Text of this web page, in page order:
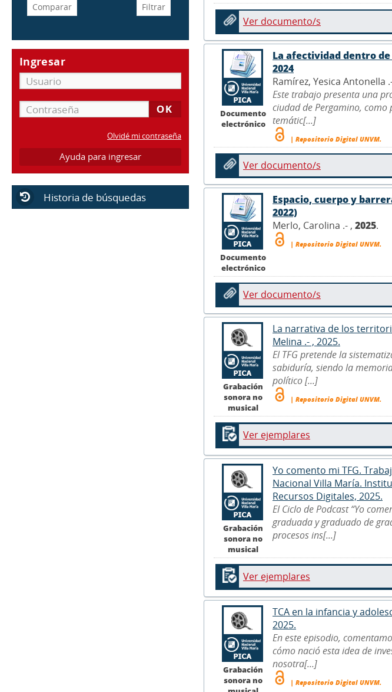
Ingresar
Olvidé mi contraseña
Ayuda para ingresar
Historia de búsquedas
Ver documento/s
Documento
electrónico
La afectividad dentro
2024
Ramírez, Yesica Antonella
Este trabajo presenta una
ciudad de Pergamino, como
temátic[...]
| Repositorio Digital UNVM.
Ver documento/s
Documento
electrónico
Espacio, cuerpo y
2022)
Merlo, Carolina .- , 2025.
| Repositorio Digital UNVM.
Ver documento/s
Grabación
sonora no
musical
La narrativa de los
Melina .- , 2025.
El TFG pretende la
sabiduría, siendo la
político [...]
| Repositorio Digital UNVM.
Ver ejemplares
Grabación
sonora no
musical
Yo comento mi TFG.
Nacional Villa María.
Recursos Digitales, 2025.
El Ciclo de Podcast “Yo
graduada y graduado de
procesos ins[...]
Ver ejemplares
Grabación
sonora no
TCA en la infancia y
2025.
En este episodio,
cómo nació esta idea de
nosotra[...]
| Repositorio Digital UNVM.